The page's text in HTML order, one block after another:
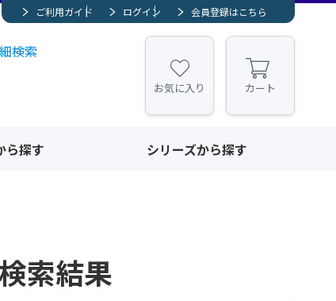
ご利用ガイド ログイン 会員登録はこちら
検索
お気に入り カート
ら探す シリーズから探す
索結果